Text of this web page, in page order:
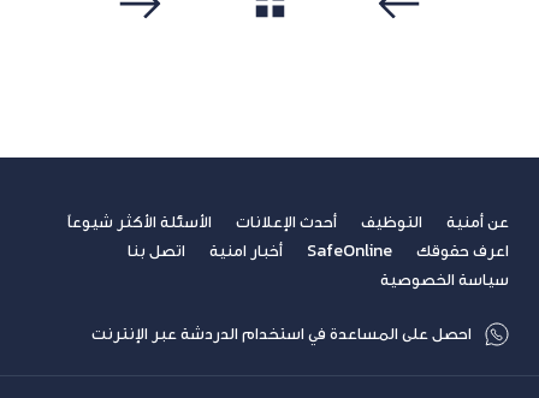
عن أمنية التوظيف أحدث الإعلانات
الأسئلة الأكثر شيوعاً
اعرف حقوقك
SafeOnline أخبار امنية
اتصل بنا
سياسة الخصوصية
احصل على المساعدة في استخدام الدردشة عبر الإنترنت